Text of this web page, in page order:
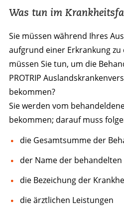
Was tun im
Sie müssen während Ihres
aufgrund einer Erkrankung zu
müssen Sie tun, um die
PROTRIP
bekommen?
Sie werden vom
bekommen; darauf muss
die Gesamtsumme der
der Name der behandelten
die Bezeichung der
die ärztlichen Leistungen